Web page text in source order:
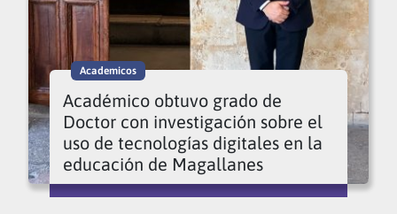
Academicos
Académico obtuvo grado de
Doctor con investigación sobre el
uso de tecnologías digitales en la
educación de Magallanes